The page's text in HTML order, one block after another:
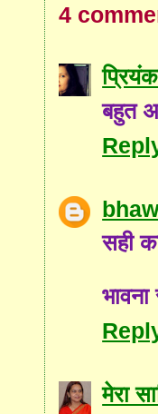
4
बहुत
सही
मेरा